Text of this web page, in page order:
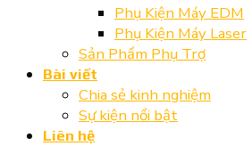
Phụ Kiện Máy EDM
Phụ Kiện Máy Laser
Sản Phẩm Phụ Trợ
Bài viết
Chia sẻ kinh nghiệm
Sự kiện nổi bật
Liên hệ